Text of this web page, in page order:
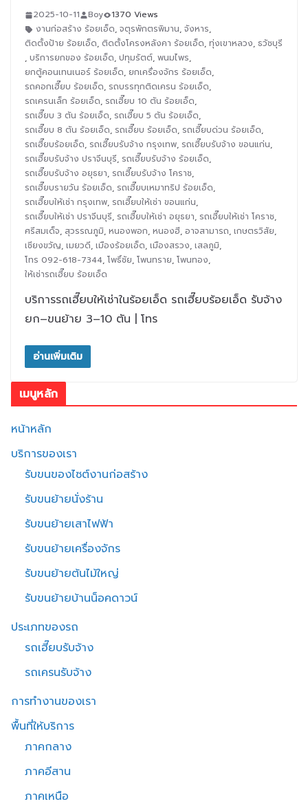
2025-10-11 Boy
1370 Views
งานก่อสร้าง ร้อยเอ็ด, จตุรพักตรพิมาน, จังหาร,
ติดตั้งป้าย ร้อยเอ็ด, ติดตั้งโครงหลังคา ร้อยเอ็ด, ทุ่งเขาหลวง, ธวัชบุรี
, บริการยกของ ร้อยเอ็ด, ปทุมรัตต์, พนมไพร,
ยกตู้คอนเทนเนอร์ ร้อยเอ็ด, ยกเครื่องจักร ร้อยเอ็ด,
รถคอกเฮี๊ยบ ร้อยเอ็ด, รถบรรทุกติดเครน ร้อยเอ็ด,
รถเครนเล็ก ร้อยเอ็ด, รถเฮี๊ยบ 10 ตัน ร้อยเอ็ด,
รถเฮี๊ยบ 3 ตัน ร้อยเอ็ด, รถเฮี๊ยบ 5 ตัน ร้อยเอ็ด,
รถเฮี๊ยบ 8 ตัน ร้อยเอ็ด, รถเฮี๊ยบ ร้อยเอ็ด, รถเฮี๊ยบด่วน ร้อยเอ็ด,
รถเฮี๊ยบร้อยเอ็ด, รถเฮี๊ยบรับจ้าง กรุงเทพ, รถเฮี๊ยบรับจ้าง ขอนแก่น,
รถเฮี๊ยบรับจ้าง ปราจีนบุรี, รถเฮี๊ยบรับจ้าง ร้อยเอ็ด,
รถเฮี๊ยบรับจ้าง อยุธยา, รถเฮี๊ยบรับจ้าง โคราช,
รถเฮี๊ยบรายวัน ร้อยเอ็ด, รถเฮี๊ยบเหมาทริป ร้อยเอ็ด,
รถเฮี๊ยบให้เช่า กรุงเทพ, รถเฮี๊ยบให้เช่า ขอนแก่น,
รถเฮี๊ยบให้เช่า ปราจีนบุรี, รถเฮี๊ยบให้เช่า อยุธยา, รถเฮี๊ยบให้เช่า โคราช,
ศรีสมเด็จ, สุวรรณภูมิ, หนองพอก, หนองฮี, อาจสามารถ, เกษตรวิสัย,
เชียงขวัญ, เมยวดี, เมืองร้อยเอ็ด, เมืองสรวง, เสลภูมิ,
โทร 092-618-7344, โพธิ์ชัย, โพนทราย, โพนทอง,
ให้เช่ารถเฮี๊ยบ ร้อยเอ็ด
บริการรถเฮี๊ยบให้เช่าในร้อยเอ็ด รถเฮี๊ยบร้อยเอ็ด รับจ้าง
ยก–ขนย้าย 3–10 ตัน | โทร
อ่านเพิ่มเติม
เมนูหลัก
หน้าหลัก
บริการของเรา
รับขนของไซต์งานก่อสร้าง
รับขนย้ายนั่งร้าน
รับขนย้ายเสาไฟฟ้า
รับขนย้ายเครื่องจักร
รับขนย้ายต้นไม้ใหญ่
รับขนย้ายบ้านน็อคดาวน์
ประเภทของรถ
รถเฮี๊ยบรับจ้าง
รถเครนรับจ้าง
การทำงานของเรา
พื้นที่ให้บริการ
ภาคกลาง
ภาคอีสาน
ภาคเหนือ